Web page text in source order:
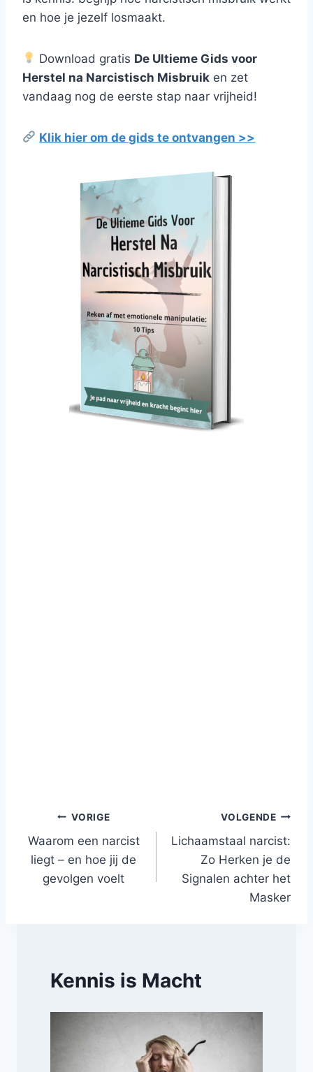
en hoe je jezelf losmaakt.
Download gratis De Ultieme Gids voor
Herstel na Narcistisch Misbruik en zet
vandaag nog de eerste stap naar vrijheid!
Klik hier om de gids te ontvangen >>
Bericht
navigatie
VORIGE
Waarom een narcist
liegt – en hoe jij de
gevolgen voelt
VOLGENDE
Lichaamstaal narcist:
Zo Herken je de
Signalen achter het
Masker
Kennis is Macht